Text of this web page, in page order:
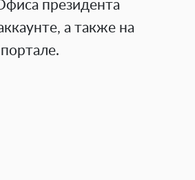
президента
а также на